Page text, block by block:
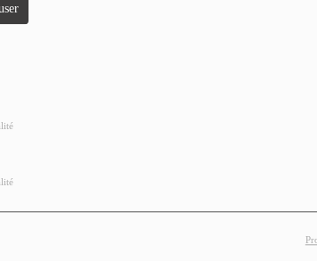
groupe des tous débuts, et la